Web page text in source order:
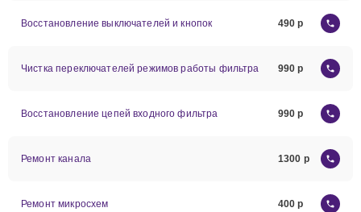
Восстановление выключателей и кнопок 490
Чистка переключателей режимов работы фильтра 990
Восстановление цепей входного фильтра 990
Ремонт канала 1300
Ремонт микросхем 400